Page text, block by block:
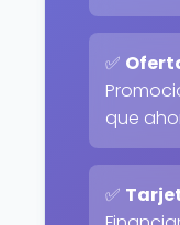
✅
que
✅